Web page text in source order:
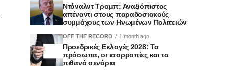
Ντόναλντ Τραμπ: Αναξιόπιστος
απέναντι στους παραδοσιακούς
συμμάχους των Ηνωμένων Πολιτειών
OFF THE RECORD 1 month ago
Προεδρικές Εκλογές 2028: Τα
πρόσωπα, οι ισορροπίες και τα
πιθανά σενάρια